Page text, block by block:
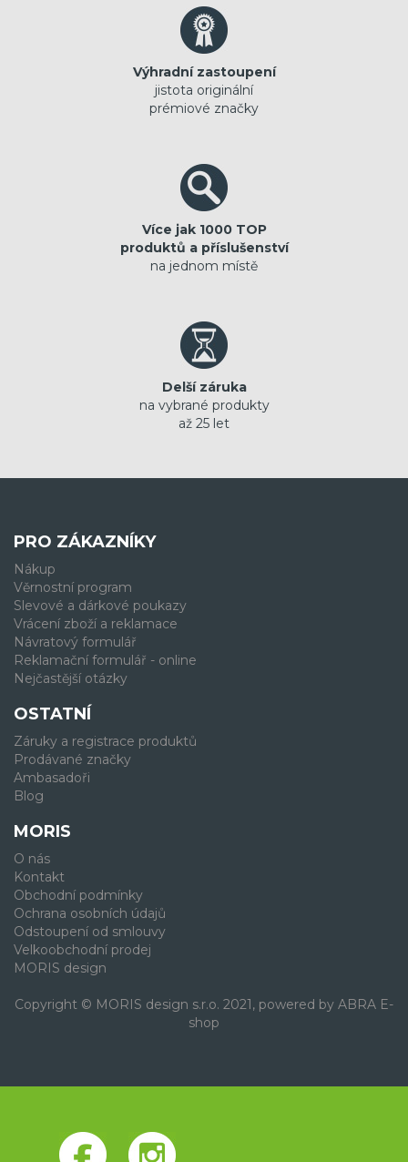
Výhradní zastoupení
jistota originální
prémiové značky
Více jak 1000 TOP
produktů a příslušenství
na jednom místě
Delší záruka
na vybrané produkty
až 25 let
PRO ZÁKAZNÍKY
Nákup
Věrnostní program
Slevové a dárkové poukazy
Vrácení zboží a reklamace
Návratový formulář
Reklamační formulář - online
Nejčastější otázky
OSTATNÍ
Záruky a registrace produktů
Prodávané značky
Ambasadoři
Blog
MORIS
O nás
Kontakt
Obchodní podmínky
Ochrana osobních údajů
Odstoupení od smlouvy
Velkoobchodní prodej
MORIS design
Copyright © MORIS design s.r.o. 2021, powered by ABRA E-
shop